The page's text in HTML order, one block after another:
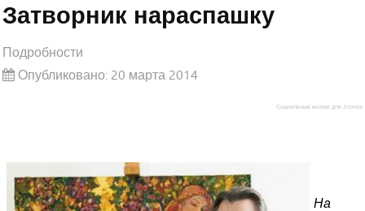
Затворник нараспашку
Подробности
Опубликовано: 20 марта 2014
Социальные кнопки для Joomla
На